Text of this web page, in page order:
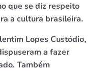
que se diz respeito
a cultura brasileira.
Lopes Custódio,
a fazer
Também